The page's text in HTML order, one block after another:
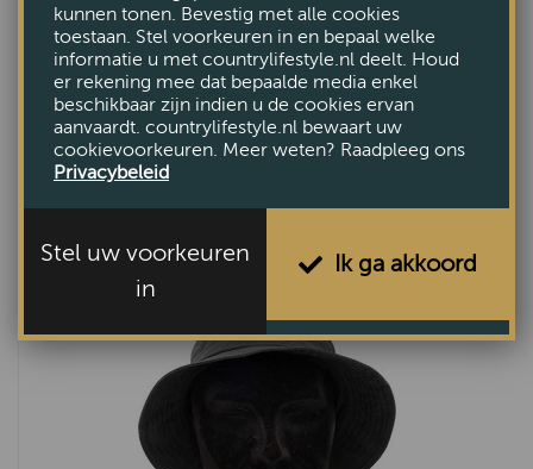
Tartan Chelsea Black Watch
VAN €49,-
kunnen tonen. Bevestig met alle cookies
toestaan. Stel voorkeuren in en bepaal welke
informatie u met countrylifestyle.nl deelt. Houd
er rekening mee dat bepaalde media enkel
beschikbaar zijn indien u de cookies ervan
aanvaardt. countrylifestyle.nl bewaart uw
cookievoorkeuren. Meer weten? Raadpleeg ons
Privacybeleid
Stel uw voorkeuren
in
Ik ga akkoord